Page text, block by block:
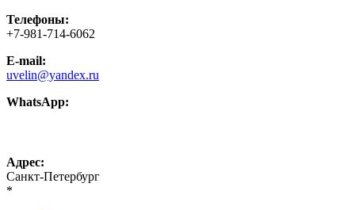
Телефоны:
+7-981-714-6062
E-mail:
uvelin@yandex.ru
WhatsApp:
Адрес:
Санкт-Петербург
*